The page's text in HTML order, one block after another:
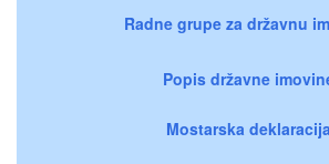
Radne grupe za državnu
Popis državne
Mostarska deklaracija